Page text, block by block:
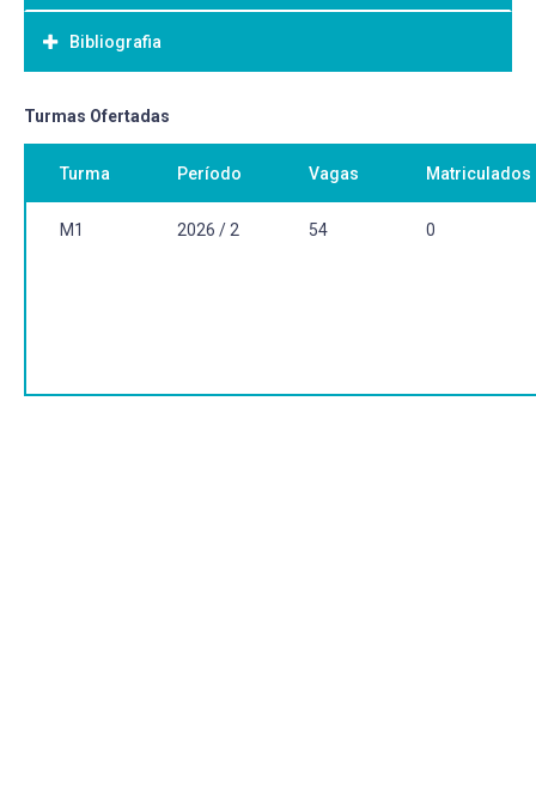
Discutir com os alunos temas emergentes no âmbito do
desenvolvimento gerencial, na intenção de apresentar
partir dos diversos olhares das distintas áreas do
Bibliografia
Bibliografia Básica:
BIRKINSHAW, Julian. 25 ferramentas de gestão: Um guia
sobre os conceitos mais importantes ensinados nos
melhores MBAs do mundo. Rio de Janeiro: Alta Books,
2020. (Recurso On-line)
Bibliografia Complementar:
Turmas Ofertadas
Turma Período Vagas Matriculados
M1 2026 / 2 54 0